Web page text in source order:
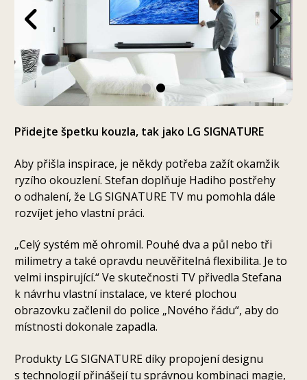
Přidejte špetku kouzla, tak jako LG SIGNATURE
Aby přišla inspirace, je někdy potřeba zažít okamžik
ryzího okouzlení. Stefan doplňuje Hadiho postřehy
o odhalení, že LG SIGNATURE TV mu pomohla dále
rozvíjet jeho vlastní práci.
„Celý systém mě ohromil. Pouhé dva a půl nebo tři
milimetry a také opravdu neuvěřitelná flexibilita. Je to
velmi inspirující.“ Ve skutečnosti TV přivedla Stefana
k návrhu vlastní instalace, ve které plochou
obrazovku začlenil do police „Nového řádu“, aby do
místnosti dokonale zapadla.
Produkty LG SIGNATURE díky propojení designu
s technologií přinášejí tu správnou kombinaci magie,